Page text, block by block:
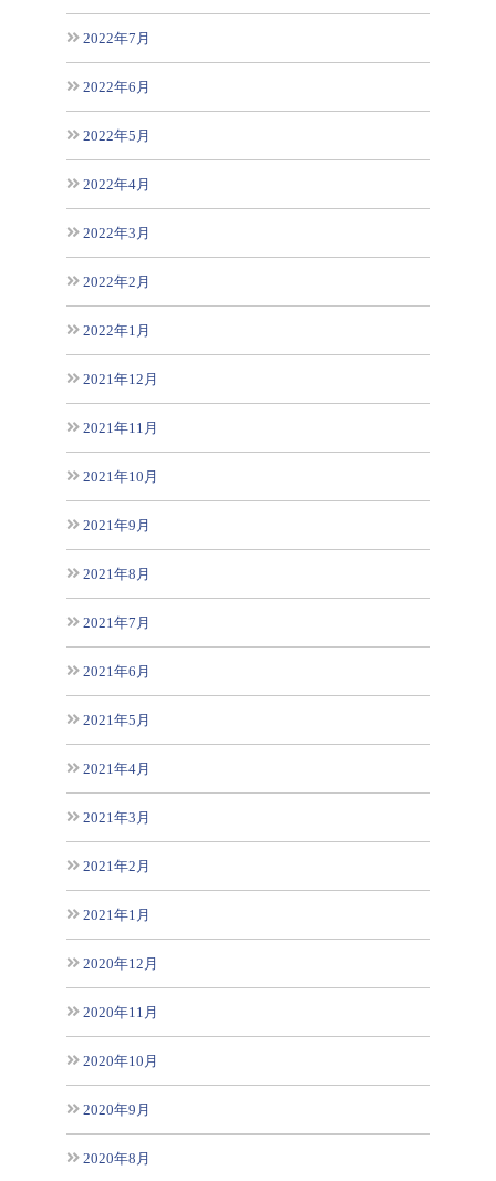
2022年7月
2022年6月
2022年5月
2022年4月
2022年3月
2022年2月
2022年1月
2021年12月
2021年11月
2021年10月
2021年9月
2021年8月
2021年7月
2021年6月
2021年5月
2021年4月
2021年3月
2021年2月
2021年1月
2020年12月
2020年11月
2020年10月
2020年9月
2020年8月